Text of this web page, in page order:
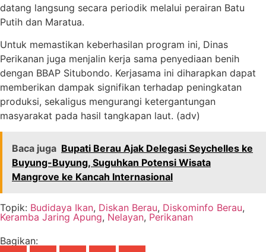
datang langsung secara periodik melalui perairan Batu
Putih dan Maratua.
Untuk memastikan keberhasilan program ini, Dinas
Perikanan juga menjalin kerja sama penyediaan benih
dengan BBAP Situbondo. Kerjasama ini diharapkan dapat
memberikan dampak signifikan terhadap peningkatan
produksi, sekaligus mengurangi ketergantungan
masyarakat pada hasil tangkapan laut. (adv)
Baca juga Bupati Berau Ajak Delegasi Seychelles ke
Buyung-Buyung, Suguhkan Potensi Wisata
Mangrove ke Kancah Internasional
Topik: Budidaya Ikan, Diskan Berau, Diskominfo Berau,
Keramba Jaring Apung, Nelayan, Perikanan
Bagikan: